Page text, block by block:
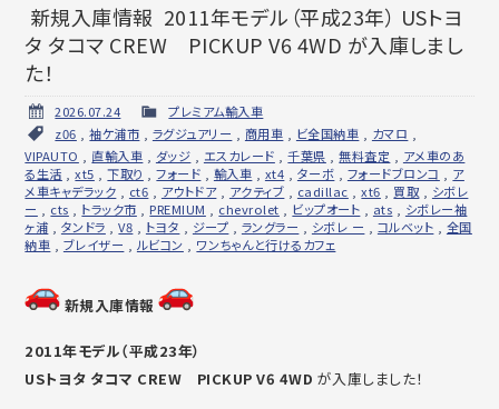
新規入庫情報 2011年モデル（平成23年） USトヨ
タ タコマ CREW PICKUP V6 4WD が入庫しまし
た！
2026.07.24
プレミアム輸入車
z06 ,袖ケ浦市 ラグジュアリー 商用車 ビ全国納車 カマロ
VIPAUTO
直輸入車 ダッジ エスカレード ,千葉県 ,無料査定
アメ車のあ
る生活 ,xt5 ,下取り ,フォード 輸入車 xt4 ターボ フォードブロンコ
ア
メ車キャデラック
ct6 アウトドア, アクティブ cadillac ,xt6 買取
シボレ
ー
cts トラック市 PREMIUM chevrolet ビップオート ats
シボレー袖
ヶ浦
タンドラ ,V8 トヨタ ジープ ラングラー シボレ ー コルベット
全国
納車
ブレイザー ルビコン ワンちゃんと行けるカフェ
新規入庫情報
2011年モデル（平成23年）
USトヨタ タコマ CREW PICKUP V6 4WD が入庫しました！